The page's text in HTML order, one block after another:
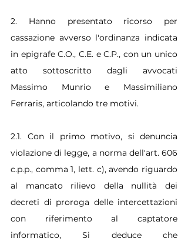
2. Hanno presentato ricorso per
cassazione avverso l'ordinanza indicata
in epigrafe C.O., C.E. e C.P., con un unico
atto sottoscritto dagli avvocati
Massimo Munrio e Massimiliano
Ferraris, articolando tre motivi.
2.1. Con il primo motivo, si denuncia
violazione di legge, a norma dell'art. 606
c.p.p., comma 1, lett. c), avendo riguardo
al mancato rilievo della nullità dei
decreti di proroga delle intercettazioni
con riferimento al captatore
informatico, Si deduce che